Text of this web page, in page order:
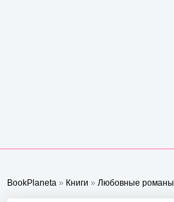
BookPlaneta » Книги » Любовные романы